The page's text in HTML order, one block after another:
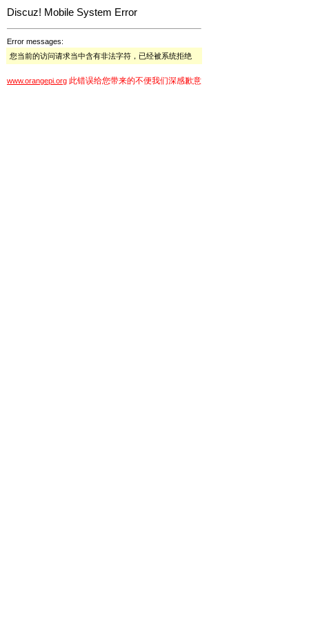
Discuz! Mobile System Error
Error messages:
您当前的访问请求当中含有非法字符，已经被系统拒绝
www.orangepi.org 此错误给您带来的不便我们深感歉意